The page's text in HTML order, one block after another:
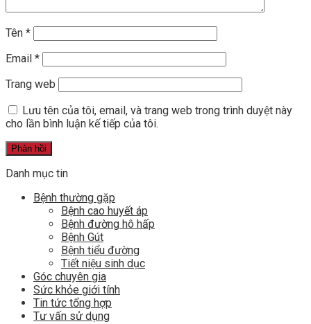
Tên *
Email *
Trang web
Lưu tên của tôi, email, và trang web trong trình duyệt này
cho lần bình luận kế tiếp của tôi.
Danh mục tin
Bệnh thường gặp
Bệnh cao huyết áp
Bệnh đường hô hấp
Bệnh Gút
Bệnh tiểu đường
Tiết niệu sinh dục
Góc chuyên gia
Sức khỏe giới tính
Tin tức tổng hợp
Tư vấn sử dụng